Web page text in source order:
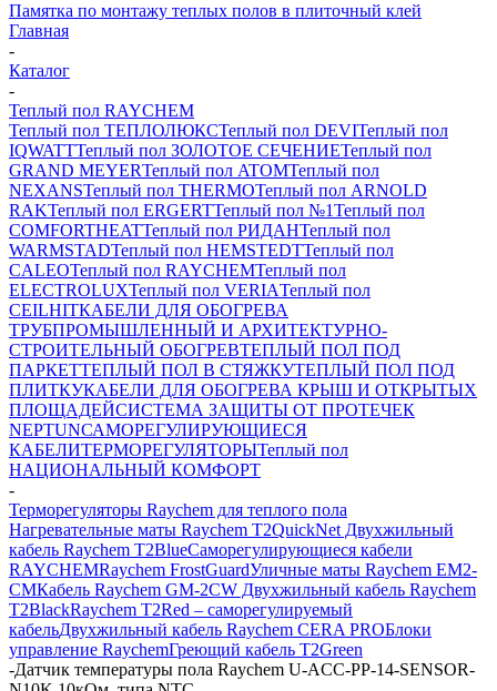
Памятка по монтажу теплых полов в плиточный клей
Главная
-
Каталог
-
Теплый пол RAYCHEM
Теплый пол ТЕПЛОЛЮКСТеплый пол DEVIТеплый пол
IQWATTТеплый пол ЗОЛОТОЕ СЕЧЕНИЕТеплый пол
GRAND MEYERТеплый пол ATOMТеплый пол
NEXANSТеплый пол THERMOТеплый пол ARNOLD
RAKТеплый пол ERGERTТеплый пол №1Теплый пол
COMFORTHEATТеплый пол РИДАНТеплый пол
WARMSTADТеплый пол HEMSTEDTТеплый пол
CALEOТеплый пол RAYCHEMТеплый пол
ELECTROLUXТеплый пол VERIAТеплый пол
CEILHITКАБЕЛИ ДЛЯ ОБОГРЕВА
ТРУБПРОМЫШЛЕННЫЙ И АРХИТЕКТУРНО-
СТРОИТЕЛЬНЫЙ ОБОГРЕВТЕПЛЫЙ ПОЛ ПОД
ПАРКЕТТЕПЛЫЙ ПОЛ В СТЯЖКУТЕПЛЫЙ ПОЛ ПОД
ПЛИТКУКАБЕЛИ ДЛЯ ОБОГРЕВА КРЫШ И ОТКРЫТЫХ
ПЛОЩАДЕЙСИСТЕМА ЗАЩИТЫ ОТ ПРОТЕЧЕК
NEPTUNСАМОРЕГУЛИРУЮЩИЕСЯ
КАБЕЛИТЕРМОРЕГУЛЯТОРЫТеплый пол
НАЦИОНАЛЬНЫЙ КОМФОРТ
-
Терморегуляторы Raychem для теплого пола
Нагревательные маты Raychem T2QuickNet Двухжильный
кабель Raychem T2BlueСаморегулирующиеся кабели
RAYCHEMRaychem FrostGuardУличные маты Raychem EM2-
CMКабель Raychem GM-2CW Двухжильный кабель Raychem
T2BlackRaychem T2Red – саморегулируемый
кабельДвухжильный кабель Raychem CERA PROБлоки
управление RaychemГреющий кабель T2Green
-Датчик температуры пола Raychem U-ACC-PP-14-SENSOR-